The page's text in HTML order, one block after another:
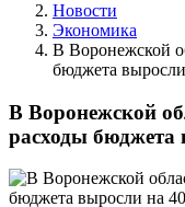
Новости
Экономика
В Воронежской
бюджета
В Воронежской
расходы бюджета